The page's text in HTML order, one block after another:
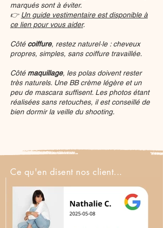
marqués sont à éviter.
👉 Un guide vestimentaire est disponible à
ce lien pour vous aider.
Côté coiffure, restez naturel·le : cheveux
propres, simples, sans coiffure travaillée.
Côté maquillage, les polas doivent rester
très naturels. Une BB crème légère et un
peu de mascara suffisent. Les photos étant
réalisées sans retouches, il est conseillé de
bien dormir la veille du shooting.
Ce qu'en disent nos client...